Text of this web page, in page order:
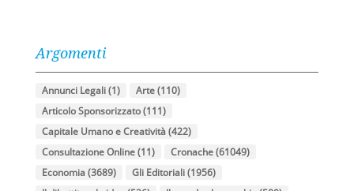
Argomenti
Annunci Legali(1) Arte(110)
Articolo Sponsorizzato(111)
Capitale Umano e Creatività(422)
Consultazione Online(11) Cronache(61049)
Economia(3689) Gli Editoriali(1956)